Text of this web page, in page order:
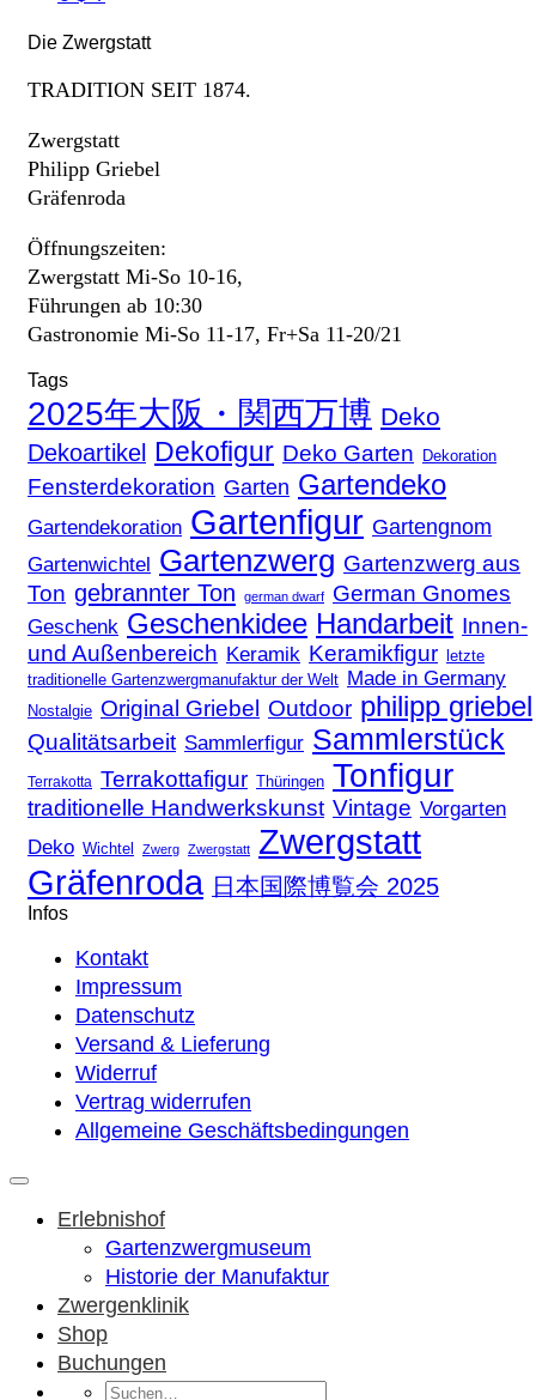
Die Zwergstatt
TRADITION SEIT 1874.
Zwergstatt
Philipp Griebel
Gräfenroda
Öffnungszeiten:
Zwergstatt Mi-So 10-16,
Führungen ab 10:30
Gastronomie Mi-So 11-17, Fr+Sa 11-20/21
Tags
2025年大阪・関西万博 Deko
Dekoartikel Dekofigur Deko Garten Dekoration
Fensterdekoration Garten Gartendeko
Gartendekoration Gartenfigur Gartengnom
Gartenwichtel Gartenzwerg Gartenzwerg aus
Ton gebrannter Ton german dwarf German Gnomes
Geschenk Geschenkidee Handarbeit Innen-
und Außenbereich Keramik Keramikfigur
letzte
traditionelle Gartenzwergmanufaktur der Welt Made in Germany
Nostalgie Original Griebel Outdoor philipp griebel
Qualitätsarbeit Sammlerfigur Sammlerstück
Terrakotta Terrakottafigur Thüringen Tonfigur
traditionelle Handwerkskunst Vintage Vorgarten
Deko Wichtel Zwerg Zwergstatt
Zwergstatt
Gräfenroda 日本国際博覧会 2025
Infos
Kontakt
Impressum
Datenschutz
Versand & Lieferung
Widerruf
Vertrag widerrufen
Allgemeine Geschäftsbedingungen
Erlebnishof
Gartenzwergmuseum
Historie der Manufaktur
Zwergenklinik
Shop
Buchungen
Suchen